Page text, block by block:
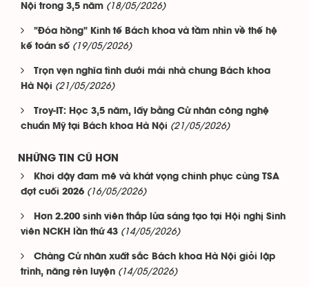
Nội trong 3,5 năm (18/05/2026)
"Đóa hồng" Kinh tế Bách khoa và tầm nhìn về thế hệ
kế toán số (19/05/2026)
Trọn vẹn nghĩa tình dưới mái nhà chung Bách khoa
Hà Nội (21/05/2026)
Troy-IT: Học 3,5 năm, lấy bằng Cử nhân công nghệ
chuẩn Mỹ tại Bách khoa Hà Nội (21/05/2026)
NHỮNG TIN CŨ HƠN
Khơi dậy đam mê và khát vọng chinh phục cùng TSA
đợt cuối 2026 (16/05/2026)
Hơn 2.200 sinh viên thắp lửa sáng tạo tại Hội nghị Sinh
viên NCKH lần thứ 43 (14/05/2026)
Chàng Cử nhân xuất sắc Bách khoa Hà Nội giỏi lập
trình, năng rèn luyện (14/05/2026)